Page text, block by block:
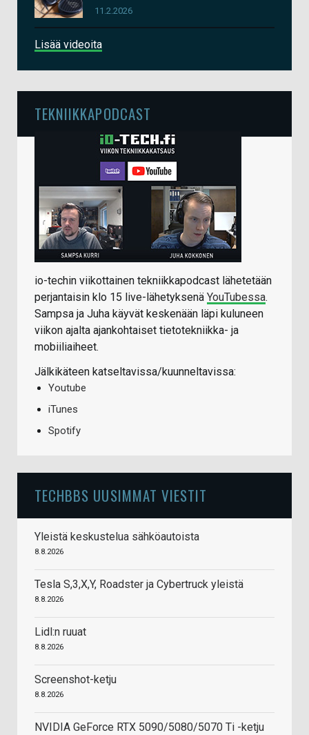
11.2.2026
Lisää videoita
TEKNIIKKAPODCAST
io-techin viikottainen tekniikkapodcast lähetetään
perjantaisin klo 15 live-lähetyksenä YouTubessa.
Sampsa ja Juha käyvät keskenään läpi kuluneen
viikon ajalta ajankohtaiset tietotekniikka- ja
mobiiliaiheet.
Jälkikäteen katseltavissa/kuunneltavissa:
Youtube
iTunes
Spotify
TECHBBS UUSIMMAT VIESTIT
Yleistä keskustelua sähköautoista
8.8.2026
Tesla S,3,X,Y, Roadster ja Cybertruck yleistä
8.8.2026
Lidl:n ruuat
8.8.2026
Screenshot-ketju
8.8.2026
NVIDIA GeForce RTX 5090/5080/5070 Ti -ketju